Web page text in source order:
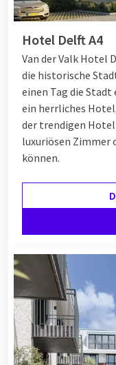
Hotel Delft A4
Van der Valk Hotel
die historische
einen Tag die Stadt
ein herrliches
der trendigen
luxuriösen Zimmer
können.